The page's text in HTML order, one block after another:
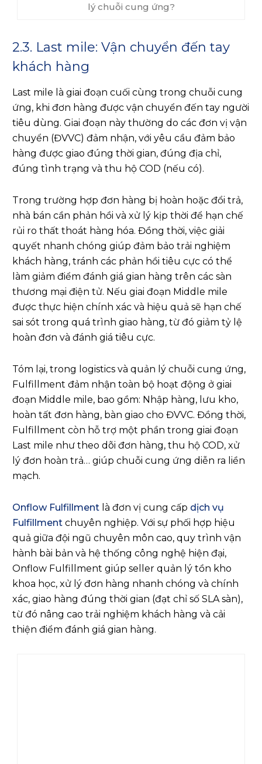
lý chuỗi cung ứng?
2.3. Last mile: Vận chuyển đến tay
khách hàng
Last mile là giai đoạn cuối cùng trong chuỗi cung
ứng, khi đơn hàng được vận chuyển đến tay người
tiêu dùng. Giai đoạn này thường do các đơn vị vận
chuyển (ĐVVC) đảm nhận, với yêu cầu đảm bảo
hàng được giao đúng thời gian, đúng địa chỉ,
đúng tình trạng và thu hộ COD (nếu có).
Trong trường hợp đơn hàng bị hoàn hoặc đổi trả,
nhà bán cần phản hồi và xử lý kịp thời để hạn chế
rủi ro thất thoát hàng hóa. Đồng thời, việc giải
quyết nhanh chóng giúp đảm bảo trải nghiệm
khách hàng, tránh các phản hồi tiêu cực có thể
làm giảm điểm đánh giá gian hàng trên các sàn
thương mại điện tử. Nếu giai đoạn Middle mile
được thực hiện chính xác và hiệu quả sẽ hạn chế
sai sót trong quá trình giao hàng, từ đó giảm tỷ lệ
hoàn đơn và đánh giá tiêu cực.
Tóm lại, trong logistics và quản lý chuỗi cung ứng,
Fulfillment đảm nhận toàn bộ hoạt động ở giai
đoạn Middle mile, bao gồm: Nhập hàng, lưu kho,
hoàn tất đơn hàng, bàn giao cho ĐVVC. Đồng thời,
Fulfillment còn hỗ trợ một phần trong giai đoạn
Last mile như theo dõi đơn hàng, thu hộ COD, xử
lý đơn hoàn trả… giúp chuỗi cung ứng diễn ra liền
mạch.
Onflow Fulfillment là đơn vị cung cấp dịch vụ
Fulfillment chuyên nghiệp. Với sự phối hợp hiệu
quả giữa đội ngũ chuyên môn cao, quy trình vận
hành bài bản và hệ thống công nghệ hiện đại,
Onflow Fulfillment giúp seller quản lý tồn kho
khoa học, xử lý đơn hàng nhanh chóng và chính
xác, giao hàng đúng thời gian (đạt chỉ số SLA sàn),
từ đó nâng cao trải nghiệm khách hàng và cải
thiện điểm đánh giá gian hàng.